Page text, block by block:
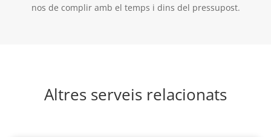
nos de complir amb el temps i dins del pressupost.
Altres serveis relacionats